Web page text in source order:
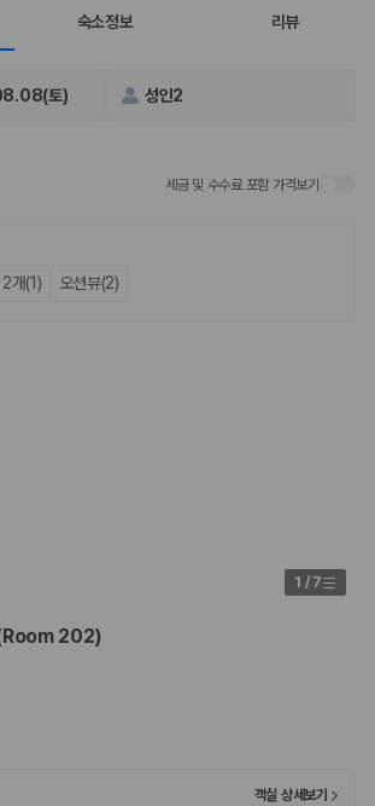
교는 카모아에서 한 번에
다 차량 가격, 보험 조건, 면책금, 보상 한도, 인수
:
가격을 비교합니다.
비교:
량 기본요금만으로 판단하기 어렵습니다. 보험 포
있습니다.
큼 중요합니다
업체별 보장 범위가 다를 수 있습니다. 카모아에서
다.
숙소정보 리뷰
토) 성인2
세금 및 수수료 포함 가격보기
개(1) 오션뷰(2)
1 / 7
(Room 202)
객실 상세보기